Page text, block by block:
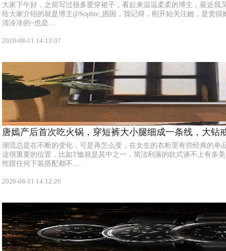
大家下午好，之前写过很多爱穿裙子，看起来温温柔柔的博主，最近我
给大家介绍的就是博主@Sophie_困困，我记得，刚开始关注她，是觉
清冷冷的~也是...
2020-08-11 14:13:07
唐嫣产后首次吃火锅，穿短裤大小腿细成一条线，大钻
潮流总是在不断的变化，可是再怎么变，在女生的衣柜里有些经典的单
这很重要的位置，比如T恤就是其中之一，简洁利落的款式谈不上有多
性跟任何下装搭配都不...
2020-08-11 14:12:26